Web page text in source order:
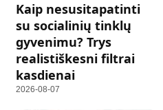
Kaip nesusitapatinti
su socialinių tinklų
gyvenimu? Trys
realistiškesni filtrai
kasdienai
2026-08-07